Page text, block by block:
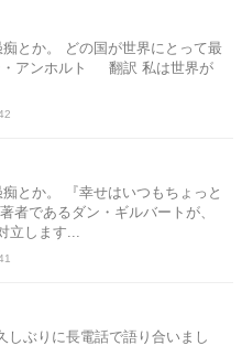
とか。 どの国が世界にとって最
・アンホルト 翻訳 私は世界が
とか。 『幸せはいつもちょっと
者であるダン・ギルバートが、
立します...
しぶりに長電話で語り合いまし